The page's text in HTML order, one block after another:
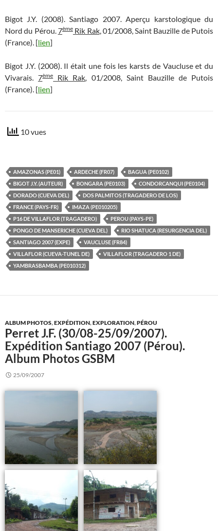
Bigot J.Y. (2008). Santiago 2007. Aperçu karstologique du
Nord du Pérou.7èmeRik Rak, 01/2008, Saint Bauzille de Putois
(France). [lien]
Bigot J.Y. (2008). Il était une fois les karsts de Vaucluse et du
Vivarais.7èmeRik Rak, 01/2008, Saint Bauzille de Putois
(France). [lien]
10 vues
AMAZONAS (PE01) ARDECHE (FR07)
BAGUA (PE0102)
BIGOT J.Y. (AUTEUR)
BONGARA (PE0103)
CONDORCANQUI (PE0104)
DORADO (CUEVA DEL)
DOS PALMITOS (TRAGADERO DE LOS)
FRANCE (PAYS-FR)
IMAZA (PE010205)
P16 DE VILLAFLOR (TRAGADERO)
PEROU (PAYS-PE)
PONGO DE MANSERICHE (CUEVA DEL)
RIO SHATUCA (RESURGENCIA DEL)
SANTIAGO 2007 (EXPE)
VAUCLUSE (FR84)
VILLAFLOR (CUEVA-TUNEL DE)
VILLAFLOR (TRAGADERO 1 DE)
YAMBRASBAMBA (PE010312)
ALBUM PHOTOS,EXPÉDITION,EXPLORATION,PÉROU
Perret J.F. (30/08-25/09/2007).
Expédition Santiago 2007 (Pérou).
Album Photos GSBM
25/09/2007